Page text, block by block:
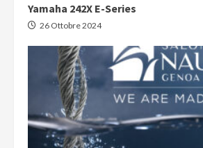
Yamaha 242X E-Series
26 Ottobre 2024